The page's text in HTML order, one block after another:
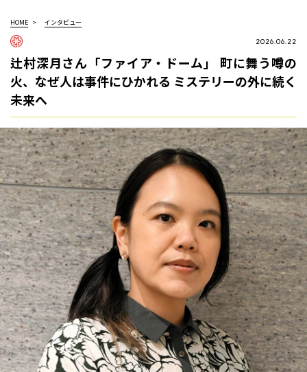
HOME インタビュー
2026.06.22
辻村深月さん「ファイア・ドーム」 町に舞う噂の
火、なぜ人は事件にひかれる ミステリーの外に続く
未来へ